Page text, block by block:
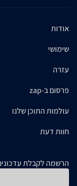
אודות
שימושי
עזרה
פרסום ב-zap
עולמות התוכן שלנו
חוות דעת
הרשמה לקבלת